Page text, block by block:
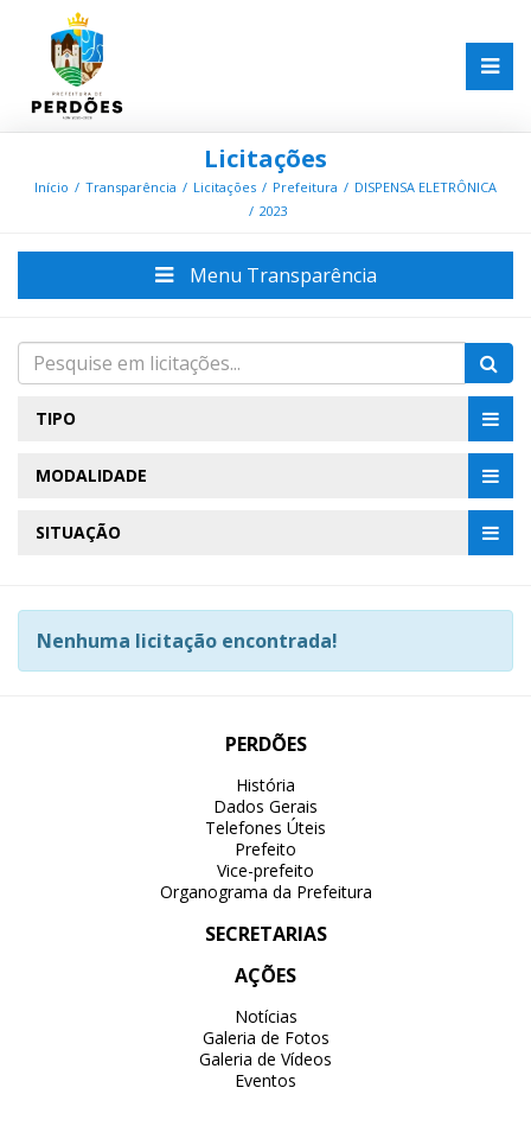
Licitações
Início Transparência Licitações Prefeitura
DISPENSA ELETRÔNICA
2023
Menu Transparência
TIPO
MODALIDADE
SITUAÇÃO
Nenhuma licitação encontrada!
PERDÕES
História
Dados Gerais
Telefones Úteis
Prefeito
Vice-prefeito
Organograma da Prefeitura
SECRETARIAS
AÇÕES
Notícias
Galeria de Fotos
Galeria de Vídeos
Eventos